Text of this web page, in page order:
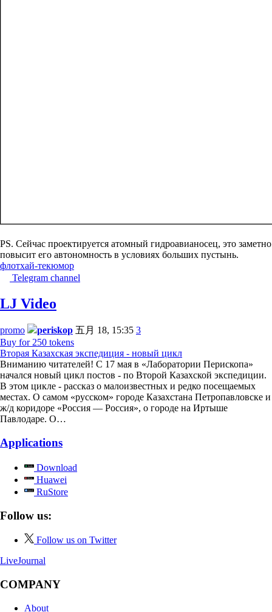
PS. Сейчас проектируется атомный гидроавианосец, это заметно
повысит его автономность в условиях больших пустынь.
флотхай-текюмор
Telegram channel
LJ Video
promo periskop 五月 18, 15:35 3
Buy for 250 tokens
Вторая Казахская экспедиция - новый цикл
Вниманию читателей! С 17 мая в «Лаборатории Перископа»
начался новый цикл постов - по Второй Казахской экспедиции.
В этом цикле - рассказ о малоизвестных и редко посещаемых
местах. О самом «русском» городе Казахстана Петропавловске и
ж/д коридоре «Россия — Россия», о городе на Иртыше
Павлодаре. О…
Applications
Download
Huawei
RuStore
Follow us:
Follow us on Twitter
LiveJournal
COMPANY
About